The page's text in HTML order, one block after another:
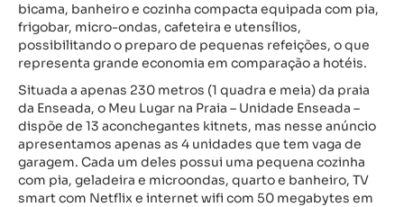
bicama, banheiro e cozinha compacta equipada com pia,
frigobar, micro-ondas, cafeteira e utensílios,
possibilitando o preparo de pequenas refeições, o que
representa grande economia em comparação a hotéis.
Situada a apenas 230 metros (1 quadra e meia) da praia
da Enseada, o Meu Lugar na Praia – Unidade Enseada –
dispõe de 13 aconchegantes kitnets, mas nesse anúncio
apresentamos apenas as 4 unidades que tem vaga de
garagem. Cada um deles possui uma pequena cozinha
com pia, geladeira e microondas, quarto e banheiro, TV
smart com Netflix e internet wifi com 50 megabytes em